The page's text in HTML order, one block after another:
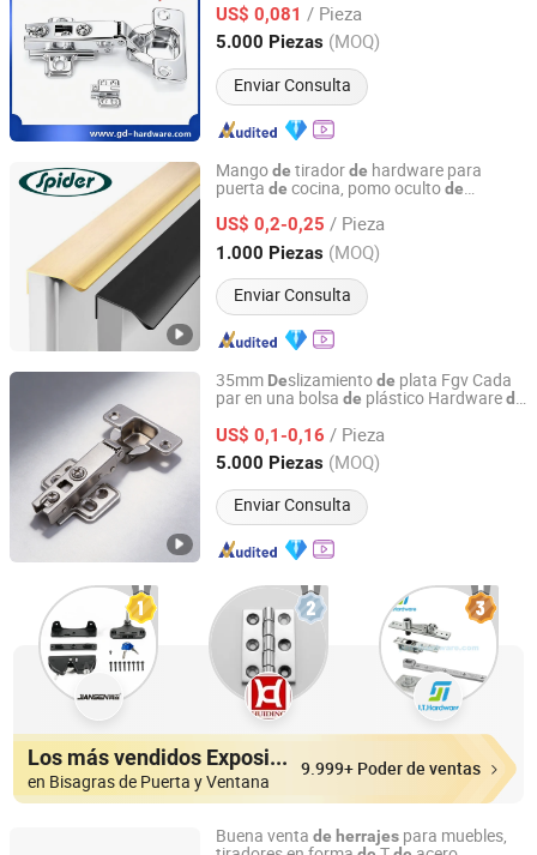
US$ 0,081 / Pieza
5.000 Piezas (MOQ)
Enviar Consulta
Guangdong, China Desde 2008
Mangode tiradorde hardware para
puerta de cocina, pomo ocultode
US$ 0,2-0,25 / Pieza
1.000 Piezas (MOQ)
Enviar Consulta
Spider Products Limited
Guangdong, China Desde 2026
35mm Deslizamientode plata Fgv Cada
par en una bolsa de plástico Hardwarede
US$ 0,1-0,16 / Pieza
5.000 Piezas (MOQ)
Enviar Consulta
Foshan Shunde Dongyue Metal & Plastic Products Co.,
Ltd.
Guangdong, China
Los más vendidos Expositores
en Bisagras de Puerta y Ventana
9.999+ Poder de ventas
Buena venta de herrajes para muebles,